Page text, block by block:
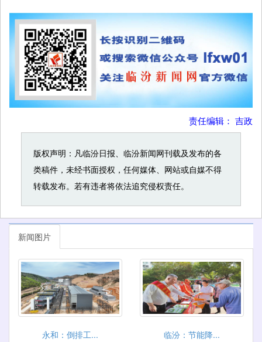
责任编辑： 吉政
版权声明：凡临汾日报、临汾新闻网刊载及发布的各
类稿件，未经书面授权，任何媒体、网站或自媒不得
转载发布。若有违者将依法追究侵权责任。
新闻图片
永和：​倒排工... 临汾：节能降...